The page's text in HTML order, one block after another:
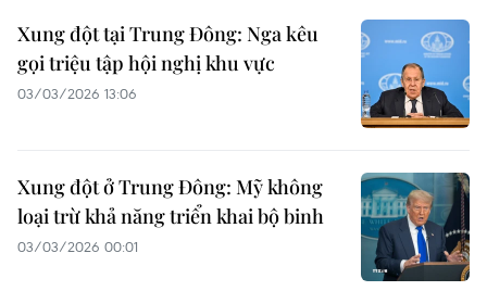
Xung đột tại Trung Đông: Nga kêu
gọi triệu tập hội nghị khu vực
03/03/2026 13:06
Xung đột ở Trung Đông: Mỹ không
loại trừ khả năng triển khai bộ binh
03/03/2026 00:01